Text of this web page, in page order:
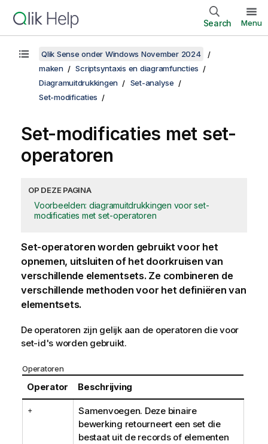
Search Menu
Qlik Sense onder Windows November 2024
maken
Scriptsyntaxis en diagramfuncties
Diagramuitdrukkingen
Set-analyse
Set-modificaties
Set-modificaties met set-
operatoren
OP DEZE PAGINA
Voorbeelden: diagramuitdrukkingen voor set-
modificaties met set-operatoren
Set-operatoren worden gebruikt voor het
opnemen, uitsluiten of het doorkruisen van
verschillende elementsets. Ze combineren de
verschillende methoden voor het definiëren van
elementsets.
De operatoren zijn gelijk aan de operatoren die voor
set-id's worden gebruikt.
Operatoren
Operator Beschrijving
+
Samenvoegen. Deze binaire
bewerking retourneert een set die
bestaat uit de records of elementen